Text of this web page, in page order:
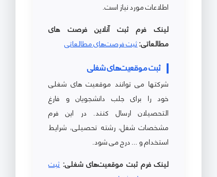
اطلاعات مورد نیاز است.
لینک فرم ثبت آنلاین فرصت های
مطالعاتی:ثبت فرصت‌های مطالعاتی
ثبت موقعیت‌های شغلی
شرکتها می توانند موقعیت های شغلی
خود را برای جلب دانشجویان و فارغ
التحصیلان ارسال کنند. در این فرم
مشخصات شغل، رشته تحصیلی، شرایط
استخدام و ... درج می شود.
لینک فرم ثبت موقعیت‌های شغلی: ثبت